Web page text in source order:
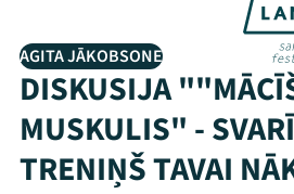
AGITA JĀKOBSONE
DISKUSIJA
MUSKULIS" -
TRENIŅŠ TAVAI